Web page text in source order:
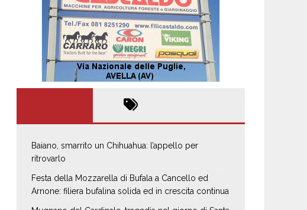
Baiano, smarrito un Chihuahua: l’appello per
ritrovarlo
Festa della Mozzarella di Bufala a Cancello ed
Arnone: filiera bufalina solida ed in crescita continua